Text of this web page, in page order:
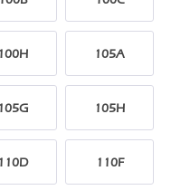
100H 105A
105G 105H
110D 110F